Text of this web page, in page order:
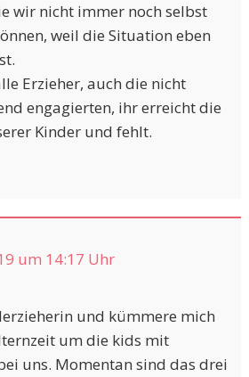
wir nicht immer noch selbst
weil die Situation eben
Erzieher, auch die nicht
engagierten, ihr erreicht die
Kinder und fehlt.
um 14:17 Uhr
und kümmere mich
um die kids mit
uns. Momentan sind das drei